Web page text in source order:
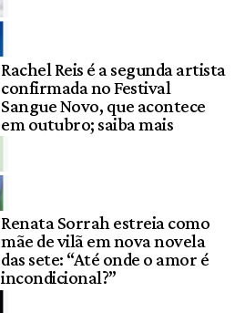
Rachel Reis é a segunda artista
confirmada no Festival
Sangue Novo, que acontece
em outubro; saiba mais
Renata Sorrah estreia como
mãe de vilã em nova novela
das sete: “Até onde o amor é
incondicional?”